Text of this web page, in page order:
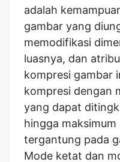
luasnya, dan
kompresi gambar
kompresi dengan
yang dapat
hingga
tergantung pada
Mode ketat dan
disediakan untuk
dan rotasi
gambar juga